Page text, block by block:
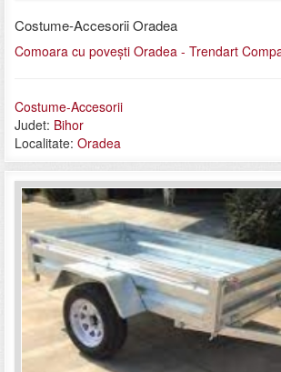
Costume-Accesorii Oradea
Comoara cu povești Oradea - Trendart
Costume-Accesorii
Judet: Bihor
Localitate: Oradea